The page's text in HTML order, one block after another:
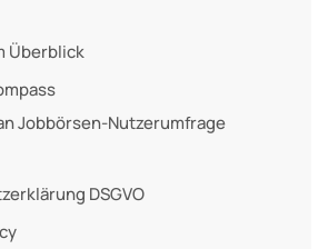
Überblick
Jobbörsen-Nutzerumfrage
DSGVO